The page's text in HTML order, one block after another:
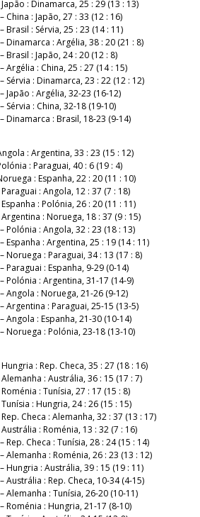
: Dinamarca, 25 : 29 (13 : 13)
China : Japão, 27 : 33 (12 : 16)
Brasil : Sérvia, 25 : 23 (14 : 11)
Dinamarca : Argélia, 38 : 20 (21 : 8)
Brasil : Japão, 24 : 20 (12 : 8)
Argélia : China, 25 : 27 (14 : 15)
Sérvia : Dinamarca, 23 : 22 (12 : 12)
Japão : Argélia, 32-23 (16-12)
Sérvia : China, 32-18 (19-10)
Dinamarca : Brasil, 18-23 (9-14)
: Argentina, 33 : 23 (15 : 12)
: Paraguai, 40 : 6 (19 : 4)
: Espanha, 22 : 20 (11 : 10)
: Angola, 12 : 37 (7 : 18)
: Polónia, 26 : 20 (11 : 11)
Argentina : Noruega, 18 : 37 (9 : 15)
Polónia : Angola, 32 : 23 (18 : 13)
Espanha : Argentina, 25 : 19 (14 : 11)
Noruega : Paraguai, 34 : 13 (17 : 8)
Paraguai : Espanha, 9-29 (0-14)
Polónia : Argentina, 31-17 (14-9)
Angola : Noruega, 21-26 (9-12)
Argentina : Paraguai, 25-15 (13-5)
Angola : Espanha, 21-30 (10-14)
Noruega : Polónia, 23-18 (13-10)
: Rep. Checa, 35 : 27 (18 : 16)
: Austrália, 36 : 15 (17 : 7)
: Tunísia, 27 : 17 (15 : 8)
: Hungria, 24 : 26 (15 : 15)
Checa : Alemanha, 32 : 37 (13 : 17)
: Roménia, 13 : 32 (7 : 16)
Rep. Checa : Tunísia, 28 : 24 (15 : 14)
Alemanha : Roménia, 26 : 23 (13 : 12)
Hungria : Austrália, 39 : 15 (19 : 11)
Austrália : Rep. Checa, 10-34 (4-15)
Alemanha : Tunísia, 26-20 (10-11)
Roménia : Hungria, 21-17 (8-10)